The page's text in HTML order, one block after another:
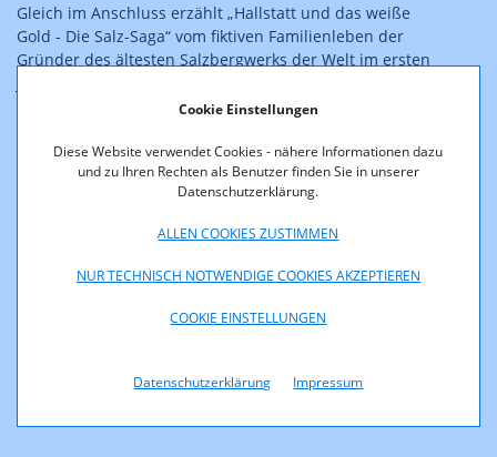
Cookie Einstellungen
Diese Website verwendet Cookies - nähere Informationen dazu
und zu Ihren Rechten als Benutzer finden Sie in unserer
Datenschutzerklärung.
ALLEN COOKIES ZUSTIMMEN
NUR TECHNISCH NOTWENDIGE COOKIES AKZEPTIEREN
COOKIE EINSTELLUNGEN
Datenschutzerklärung Impressum
Gleich im Anschluss erzählt „Hallstatt und das weiße
Gold - Die Salz-Saga“ vom fiktiven Familienleben der
Gründer des ältesten Salzbergwerks der Welt im ersten
Unter Tage in Hallstatt, 650 v. Chr.: Fanny Krausz (l.), Maria